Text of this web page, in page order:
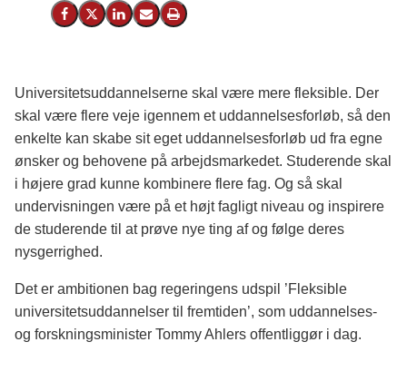
Del på Facebook
Del på X (Twitter)
Del på LinkedIn
Send email
Print
Universitetsuddannelserne skal være mere fleksible. Der
skal være flere veje igennem et uddannelsesforløb, så den
enkelte kan skabe sit eget uddannelsesforløb ud fra egne
ønsker og behovene på arbejdsmarkedet. Studerende skal
i højere grad kunne kombinere flere fag. Og så skal
undervisningen være på et højt fagligt niveau og inspirere
de studerende til at prøve nye ting af og følge deres
nysgerrighed.
Det er ambitionen bag regeringens udspil ’Fleksible
universitetsuddannelser til fremtiden’, som uddannelses-
og forskningsminister Tommy Ahlers offentliggør i dag.